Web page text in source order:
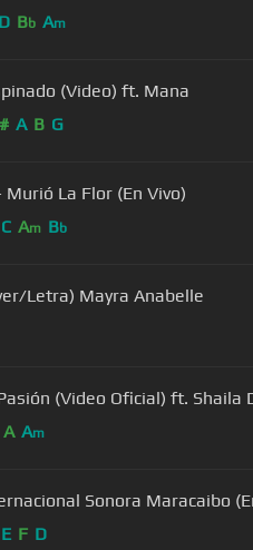
D Bb Am
(Video) ft. Mana
A B G
La Flor (En Vivo)
C Am Bb
Letra) Mayra Anabelle
(Video Oficial) ft. Shaila
A Am
Sonora Maracaibo
E F D